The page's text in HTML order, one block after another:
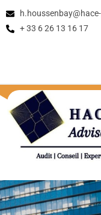
+ 33 6 26 13 16 17